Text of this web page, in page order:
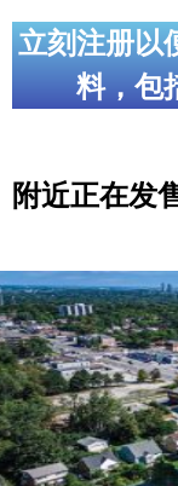
立刻注册以
料，包
附近正在发